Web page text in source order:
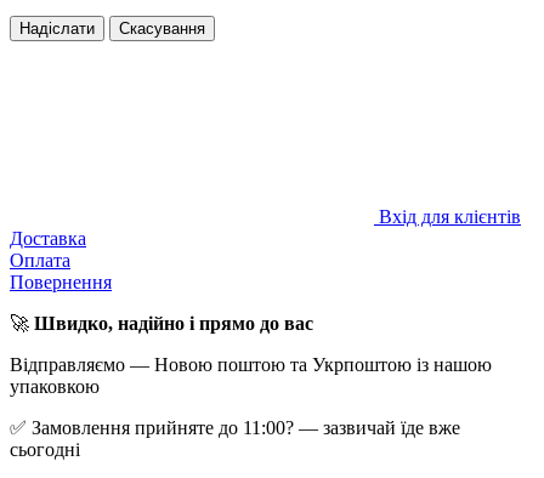
Надіслати Скасування
Вхід для клієнтів
Доставка
Оплата
Повернення
🚀 Швидко, надійно і прямо до вас
Відправляємо — Новою поштою та Укрпоштою із нашою
упаковкою
✅ Замовлення прийняте до 11:00? — зазвичай їде вже
сьогодні